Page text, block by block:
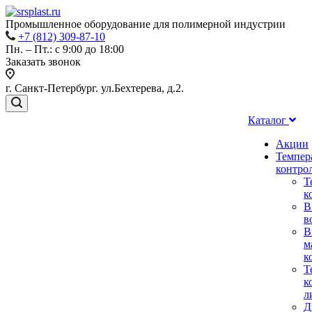
Промышленное оборудование для полимерной индустрии
+7 (812) 309-87-10
Пн. – Пт.: с 9:00 до 18:00
Заказать звонок
г. Санкт-Петербург. ул.Бехтерева, д.2.
Каталог
Акции